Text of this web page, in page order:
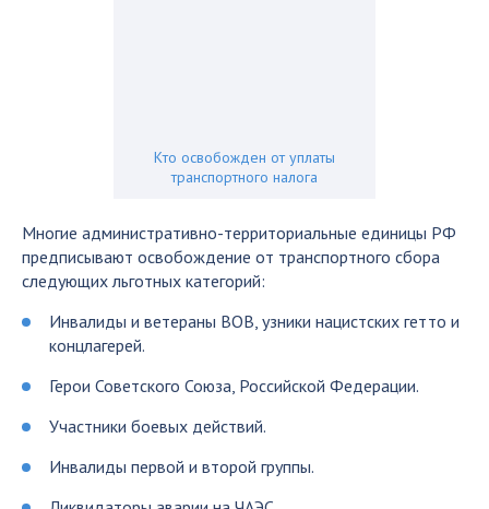
Кто освобожден от уплаты
транспортного налога
Многие административно-территориальные единицы РФ
предписывают освобождение от транспортного сбора
следующих льготных категорий:
Инвалиды и ветераны ВОВ, узники нацистских гетто и
концлагерей.
Герои Советского Союза, Российской Федерации.
Участники боевых действий.
Инвалиды первой и второй группы.